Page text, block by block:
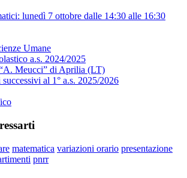
lunedì 7 ottobre dalle 14:30 alle 16:30
Umane
a.s. 2024/2025
Meucci” di Aprilia (LT)
al 1° a.s. 2025/2026
matematica variazioni orario presentazione
pnrr